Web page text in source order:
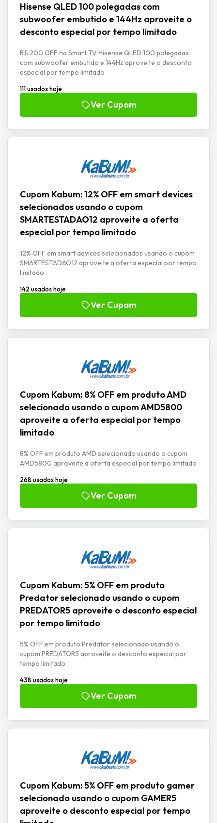
Hisense QLED 100 polegadas com
subwoofer embutido e 144Hz aproveite o
desconto especial por tempo limitado
R$ 200 OFF na Smart TV Hisense QLED 100 polegadas
com subwoofer embutido e 144Hz aproveite o desconto
especial por tempo limitado
111 usados hoje
Ver Cupom
Cupom Kabum: 12% OFF em smart devices
selecionados usando o cupom
SMARTESTADAO12 aproveite a oferta
especial por tempo limitado
12% OFF em smart devices selecionados usando o cupom
SMARTESTADAO12 aproveite a oferta especial por tempo
limitado
142 usados hoje
Ver Cupom
Cupom Kabum: 8% OFF em produto AMD
selecionado usando o cupom AMD5800
aproveite a oferta especial por tempo
limitado
8% OFF em produto AMD selecionado usando o cupom
AMD5800 aproveite a oferta especial por tempo limitado
268 usados hoje
Ver Cupom
Cupom Kabum: 5% OFF em produto
Predator selecionado usando o cupom
PREDATOR5 aproveite o desconto especial
por tempo limitado
5% OFF em produto Predator selecionado usando o
cupom PREDATOR5 aproveite o desconto especial por
tempo limitado
438 usados hoje
Ver Cupom
Cupom Kabum: 5% OFF em produto gamer
selecionado usando o cupom GAMER5
aproveite o desconto especial por tempo